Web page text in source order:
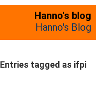
Hanno's blog
Hanno's Blog
Entries tagged as ifpi